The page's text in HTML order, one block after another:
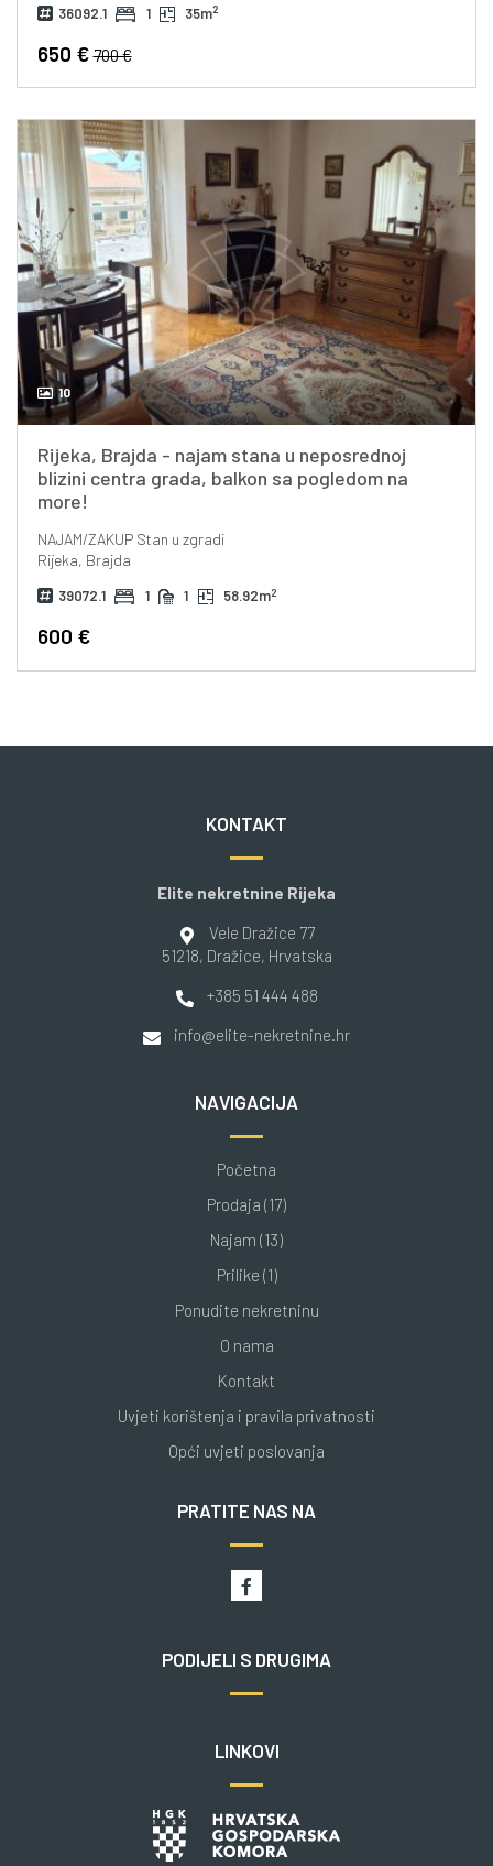
36092.1 1 35m2
650 €700 €
10
Rijeka, Brajda - najam stana u neposrednoj
blizini centra grada, balkon sa pogledom na
more!
NAJAM/ZAKUPStan u zgradi
Rijeka, Brajda
39072.1 1 1 58.92m2
600 €
KONTAKT
Elite nekretnine Rijeka
Vele Dražice 77
51218, Dražice, Hrvatska
+385 51 444 488
info@elite-nekretnine.hr
NAVIGACIJA
Početna
Prodaja (17)
Najam (13)
Prilike (1)
Ponudite nekretninu
O nama
Kontakt
Uvjeti korištenja i pravila privatnosti
Opći uvjeti poslovanja
PRATITE NAS NA
PODIJELI S DRUGIMA
LINKOVI